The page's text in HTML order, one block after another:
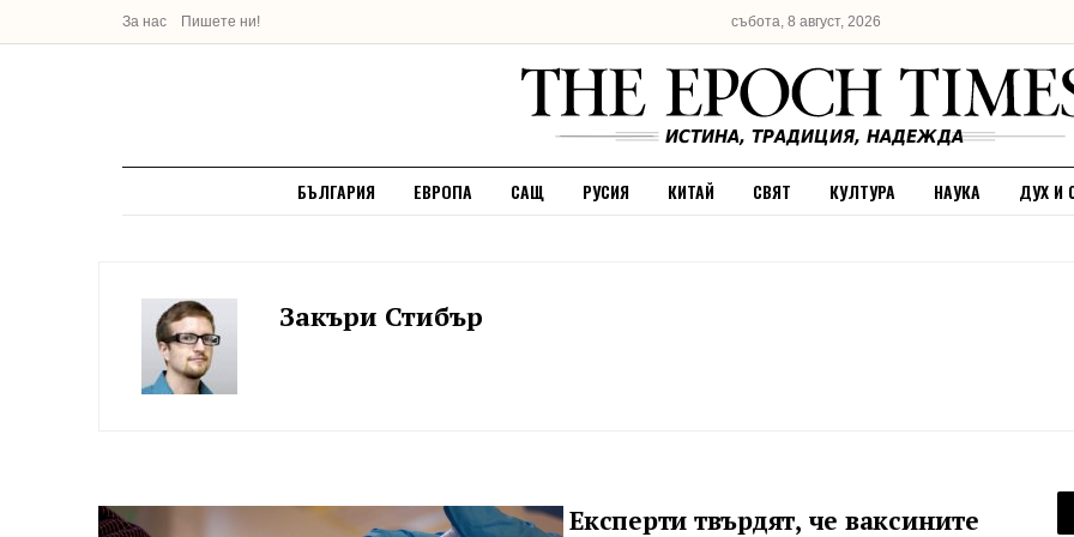
За нас Пишете ни! събота, 8 август, 2026
БЪЛГАРИЯ ЕВРОПА САЩ РУСИЯ КИТАЙ СВЯТ КУЛТУРА НАУКА ДУХ И
Закъри Стибър
Експерти твърдят, че ваксините